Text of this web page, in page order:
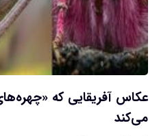
عکاس آفریقایی که
می‌کند